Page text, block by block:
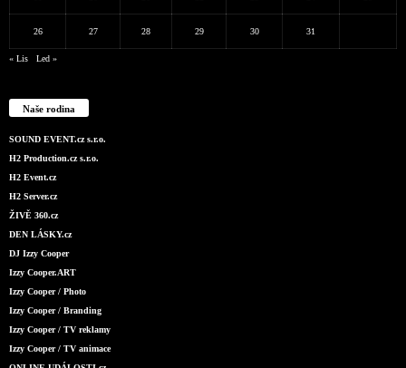
26 27 28 29 30 31
« Lis Led »
Naše rodina
SOUND EVENT.cz s.r.o.
H2 Production.cz s.r.o.
H2 Event.cz
H2 Server.cz
ŽIVĚ 360.cz
DEN LÁSKY.cz
DJ Izzy Cooper
Izzy Cooper.ART
Izzy Cooper / Photo
Izzy Cooper / Branding
Izzy Cooper / TV reklamy
Izzy Cooper / TV animace